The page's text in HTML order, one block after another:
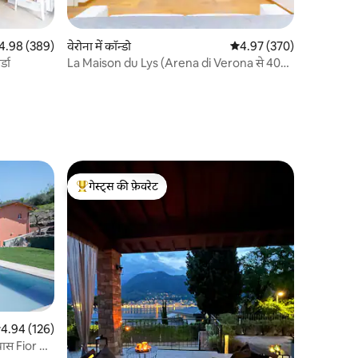
रेटिंग 5 में से 4.98, 389 समीक्षाएँ
(389)
वेरोना में कॉन्डो औसत रेटिंग 5 में से 4.97,
4.97 (370)
La Maison du Lys (Arena di Verona से 400
रेटिंग 5 में से 4.94, 126 समीक्षाएँ
4.94 (126)
Fior di
गेस्ट्स का टॉप फ़ेवरेट
गेस्ट्स की फ़ेवरेट